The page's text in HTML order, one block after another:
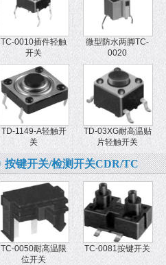
TC-0010插件轻触
开关
微型防水两脚TC-
0020
TD-1149-A轻触开
关
TD-03XG耐高温贴
片轻触开关
按键开关/检测开关CDR/TC
TC-0050耐高温限
位开关
TC-0081按键开关